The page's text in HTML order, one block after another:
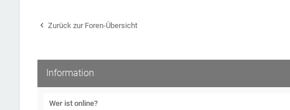
Zurück zur Foren-Übersicht
Information
Wer ist online?